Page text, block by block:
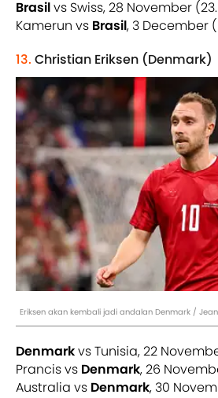
Brasilvs Swiss, 28 November
Kamerun vs Brasil, 3 December
13. Christian Eriksen (Denmark)
Eriksen akan kembali jadi andalan Denmark /
Denmarkvs Tunisia, 22
Prancis vs Denmark, 26
Australia vs Denmark, 30